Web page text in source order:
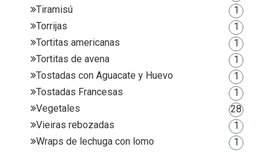
Tiramisú
1
Torrijas
1
Tortitas americanas
1
Tortitas de avena
1
Tostadas con Aguacate y Huevo
1
Tostadas Francesas
1
Vegetales
28
Vieiras rebozadas
1
Wraps de lechuga con lomo
1